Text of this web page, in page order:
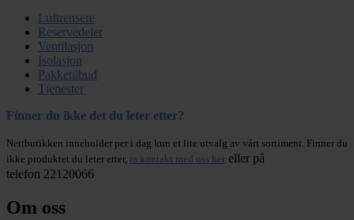
Luftrensere
Reservedeler
Ventilasjon
Isolasjon
Pakketilbud
Tjenester
Finner du ikke det du leter etter?
Nettbutikken inneholder per i dag kun et lite utvalg av vårt sortiment. Finner du
ikke produktet du leter etter, ta kontakt med oss her eller på
telefon 22120066
Om oss